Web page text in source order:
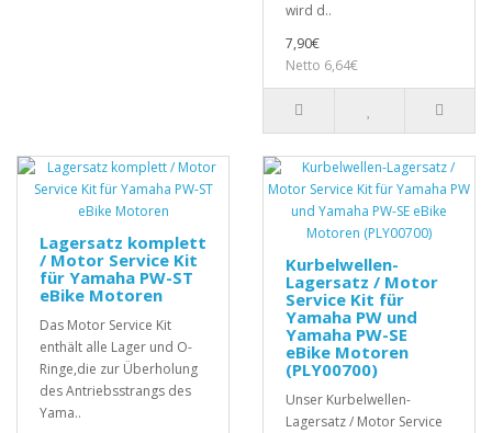
wird d..
7,90€
Netto 6,64€
Lagersatz komplett
/ Motor Service Kit
für Yamaha PW-ST
eBike Motoren
Das Motor Service Kit
enthält alle Lager und O-
Ringe,die zur Überholung
des Antriebsstrangs des
Yama..
Kurbelwellen-
Lagersatz / Motor
Service Kit für
Yamaha PW und
Yamaha PW-SE
eBike Motoren
(PLY00700)
Unser Kurbelwellen-
Lagersatz / Motor Service